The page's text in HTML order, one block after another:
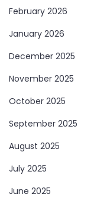
February 2026
January 2026
December 2025
November 2025
October 2025
September 2025
August 2025
July 2025
June 2025